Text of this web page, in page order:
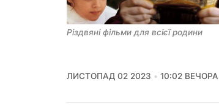
Різдвяні фільми для всієї родини
ЛИСТОПАД 02 2023 10:02 ВЕЧОРА